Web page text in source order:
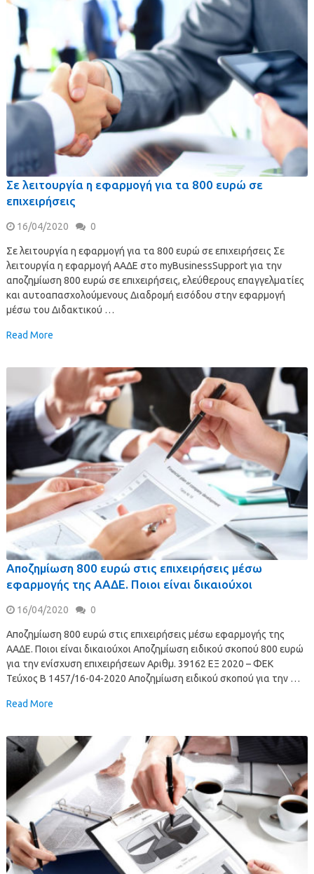
Σε λειτουργία η εφαρμογή για τα 800 ευρώ σε
επιχειρήσεις
16/04/2020 0
Σε λειτουργία η εφαρμογή για τα 800 ευρώ σε επιχειρήσεις Σε
λειτουργία η εφαρμογή ΑΑΔΕ στο myBusinessSupport για την
αποζημίωση 800 ευρώ σε επιχειρήσεις, ελεύθερους επαγγελματίες
και αυτοαπασχολούμενους Διαδρομή εισόδου στην εφαρμογή
μέσω του Διδακτικού …
Read More
Αποζημίωση 800 ευρώ στις επιχειρήσεις μέσω
εφαρμογής της ΑΑΔΕ. Ποιοι είναι δικαιούχοι
16/04/2020 0
Αποζημίωση 800 ευρώ στις επιχειρήσεις μέσω εφαρμογής της
ΑΑΔΕ. Ποιοι είναι δικαιούχοι Αποζημίωση ειδικού σκοπού 800 ευρώ
για την ενίσχυση επιχειρήσεων Αριθμ. 39162 ΕΞ 2020 – ΦΕΚ
Τεύχος Β 1457/16-04-2020 Αποζημίωση ειδικού σκοπού για την …
Read More